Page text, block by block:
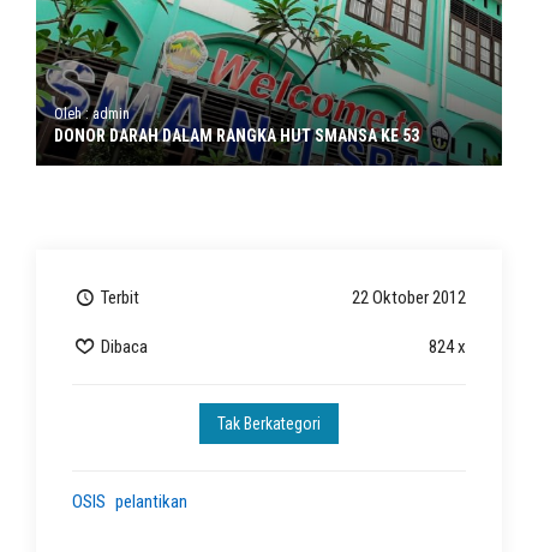
Oleh : admin
DONOR DARAH DALAM RANGKA HUT SMANSA KE 53
Terbit 22 Oktober 2012
Dibaca 824 x
Tak Berkategori
OSIS pelantikan